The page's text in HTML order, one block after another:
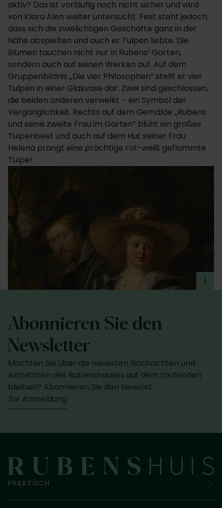
aktiv? Das ist vorläufig noch nicht sicher und wird
von Klara Alen weiter untersucht. Fest steht jedoch,
dass sich die zwielichtigen Geschäfte ganz in der
Nähe abspielten und auch er Tulpen liebte. Die
Blumen tauchen nicht nur in Rubens’ Garten,
sondern auch auf seinen Werken auf. Auf dem
Gruppenbildnis „Die vier Philosophen” stellt er vier
Tulpen in einer Glasvase dar. Zwei sind geschlossen,
die beiden anderen verwelkt – ein Symbol der
Vergänglichkeit. Rechts auf dem Gemälde „Rubens
und seine zweite Frau im Garten” blüht ein großes
Tulpenbeet und auch auf dem Hut seiner Frau
Helena prangt eine prächtige rot-weiß geflammte
Tulpe!
i
Abonnieren Sie den
Newsletter
Möchten Sie über die neuesten Nachrichten und
Aktivitäten des Rubenshauses auf dem Laufenden
bleiben? Abonnieren Sie den Newslet
Zur Anmeldung
PRAKTISCH